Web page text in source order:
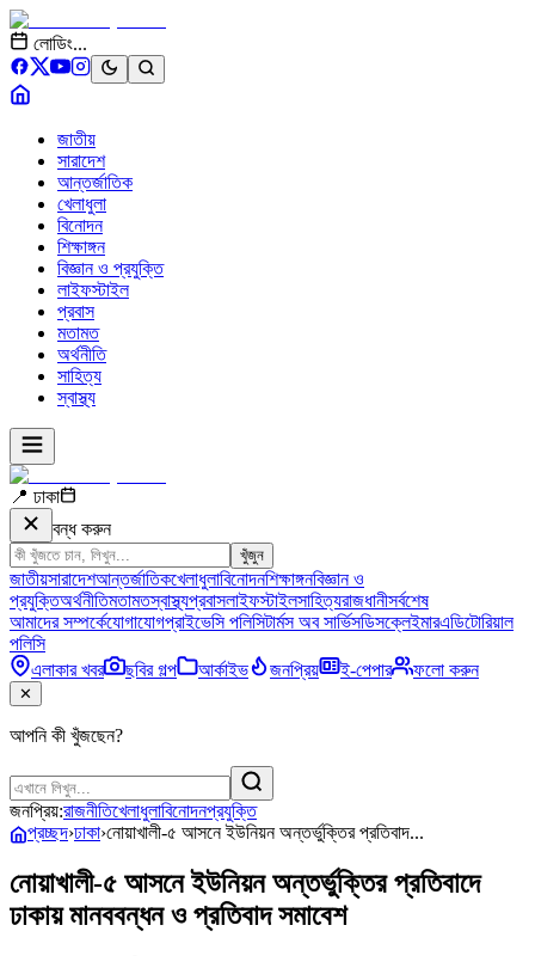
লোডিং...
জাতীয়
সারাদেশ
আন্তর্জাতিক
খেলাধুলা
বিনোদন
শিক্ষাঙ্গন
বিজ্ঞান ও প্রযুক্তি
লাইফস্টাইল
প্রবাস
মতামত
অর্থনীতি
সাহিত্য
স্বাস্থ্য
📍 ঢাকা
বন্ধ করুন
খুঁজুন
জাতীয়সারাদেশআন্তর্জাতিকখেলাধুলাবিনোদনশিক্ষাঙ্গনবিজ্ঞান ও
প্রযুক্তিঅর্থনীতিমতামতস্বাস্থ্যপ্রবাসলাইফস্টাইলসাহিত্যরাজধানীসর্বশেষ
আমাদের সম্পর্কেযোগাযোগপ্রাইভেসি পলিসিটার্মস অব সার্ভিসডিসক্লেইমারএডিটোরিয়াল
পলিসি
এলাকার খবর
ছবির গল্প আর্কাইভ জনপ্রিয় ই-পেপার ফলো করুন
✕
আপনি কী খুঁজছেন?
জনপ্রিয়:রাজনীতিখেলাধুলাবিনোদনপ্রযুক্তি
প্রচ্ছদ›ঢাকা›নোয়াখালী-৫ আসনে ইউনিয়ন অন্তর্ভুক্তির প্রতিবাদ...
নোয়াখালী-৫ আসনে ইউনিয়ন অন্তর্ভুক্তির প্রতিবাদে
ঢাকায় মানববন্ধন ও প্রতিবাদ সমাবেশ